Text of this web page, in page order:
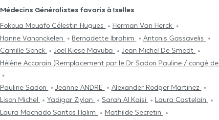
Médecins Généralistes favoris à Ixelles
Fokoua Mouafo Célestin Hugues
Herman Van Herck
Hanne Vanonckelen
Bernadette Ibrahim
Antonis Gassavelis
Camille Sonck
Joel Kiese Mavuba
Jean Michel De Smedt
Hélène Accarain (Remplacement par le Dr Sadon Pauline / congé
Pauline Sadon Jeanne ANDRE
Alexander Rodger Martinez
Lison Michel
Yadigar Ziylan Sarah Al Kaisi
Laura Castelain
Laura Machado Santos Halim
Mathilde Secretin